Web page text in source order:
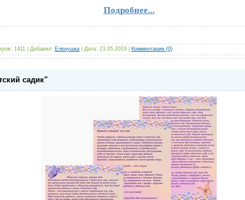
Подробнее...
1411 Добавил: Еленушка Дата: 23.05.2019 Комментарии (0)
садик"